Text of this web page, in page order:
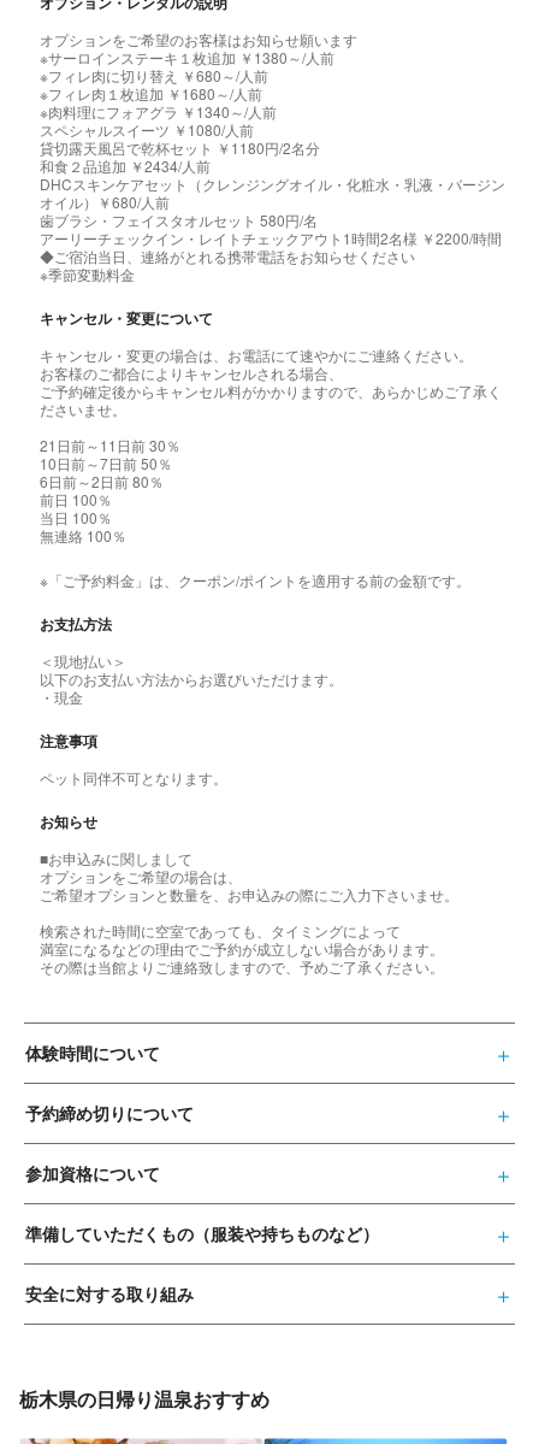
オプションをご希望のお客様はお知らせ願います
※サーロインステーキ１枚追加 ￥1380～/人前
※フィレ肉に切り替え ￥680～/人前
※フィレ肉１枚追加 ￥1680～/人前
※肉料理にフォアグラ ￥1340～/人前
スペシャルスイーツ ￥1080/人前
貸切露天風呂で乾杯セット ￥1180円/2名分
和食２品追加 ￥2434/人前
DHCスキンケアセット（クレンジングオイル・化粧水・乳液・バージン
オイル）￥680/人前
歯ブラシ・フェイスタオルセット 580円/名
アーリーチェックイン・レイトチェックアウト1時間2名様 ￥2200/時間
◆ご宿泊当日、連絡がとれる携帯電話をお知らせください
※季節変動料金
キャンセル・変更について
キャンセル・変更の場合は、お電話にて速やかにご連絡ください。
お客様のご都合によりキャンセルされる場合、
ご予約確定後からキャンセル料がかかりますので、あらかじめご了承く
ださいませ。
21日前～11日前 30％
10日前～7日前 50％
6日前～2日前 80％
前日 100％
当日 100％
無連絡 100％
※「ご予約料金」は、クーポン/ポイントを適用する前の金額です。
お支払方法
＜現地払い＞
以下のお支払い方法からお選びいただけます。
・現金
注意事項
ペット同伴不可となります。
お知らせ
■お申込みに関しまして
オプションをご希望の場合は、
ご希望オプションと数量を、お申込みの際にご入力下さいませ。
検索された時間に空室であっても、タイミングによって
満室になるなどの理由でご予約が成立しない場合があります。
その際は当館よりご連絡致しますので、予めご了承ください。
体験時間について
予約締め切りについて
参加資格について
準備していただくもの（服装や持ちものなど）
安全に対する取り組み
栃木県の日帰り温泉おすすめ